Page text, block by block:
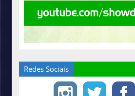
Redes Sociais